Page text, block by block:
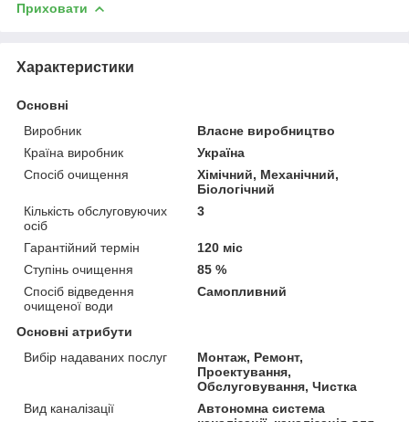
Приховати
Характеристики
Основні
Виробник
Власне виробництво
Країна виробник
Україна
Спосіб очищення
Хімічний, Механічний,
Біологічний
Кількість обслуговуючих
осіб
3
Гарантійний термін
120 міс
Ступінь очищення
85 %
Спосіб відведення
очищеної води
Самопливний
Основні атрибути
Вибір надаваних послуг
Монтаж, Ремонт,
Проектування,
Обслуговування, Чистка
Вид каналізації
Автономна система